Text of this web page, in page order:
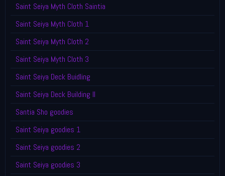
Saint Seiya Myth Cloth Saintia
Saint Seiya Myth Cloth 1
Saint Seiya Myth Cloth 2
Saint Seiya Myth Cloth 3
Saint Seiya Deck Buidling
Saint Seiya Deck Building II
Santia Sho goodies
Saint Seiya goodies 1
Saint Seiya goodies 2
Saint Seiya goodies 3